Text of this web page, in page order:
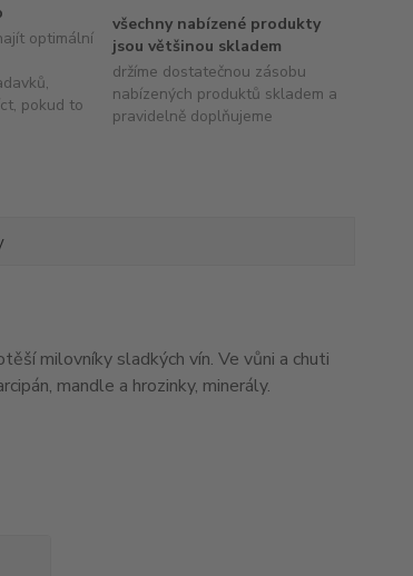
optimální
pokud to
všechny nabízené produkty
jsou většinou skladem
držíme dostatečnou zásobu
nabízených produktů skladem a
pravidelně doplňujeme
milovníky sladkých vín. Ve vůni a chuti
mandle a hrozinky, minerály.